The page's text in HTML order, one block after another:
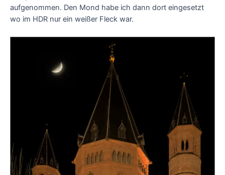
aufgenommen. Den Mond habe ich dann dort eingesetzt
wo im HDR nur ein weißer Fleck war.